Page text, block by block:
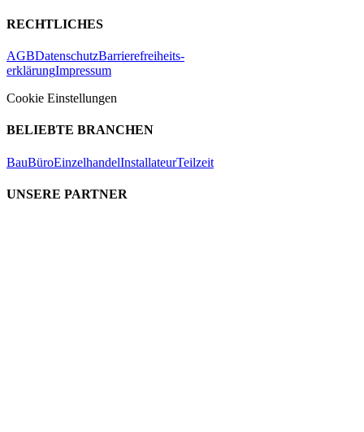
RECHTLICHES
AGBDatenschutzBarrierefreiheits-
erklärungImpressum
Cookie Einstellungen
BELIEBTE BRANCHEN
BauBüroEinzelhandelInstallateurTeilzeit
UNSERE PARTNER